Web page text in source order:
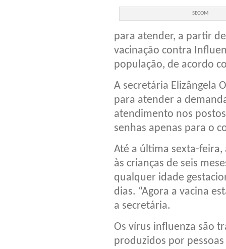
SECOM
para atender, a partir
vacinação contra
população, de acordo
A secretária Elizângela
para atender a
atendimento nos
senhas apenas para o
Até a última sexta-
às crianças de seis
qualquer idade
dias. “Agora a vacina
a secretária.
Os vírus influenza são
produzidos por